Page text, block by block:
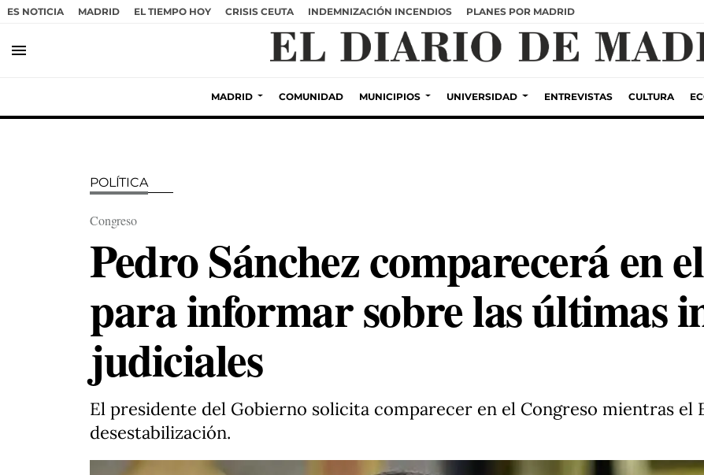
ES NOTICIA MADRID EL TIEMPO HOY CRISIS CEUTA INDEMNIZACIÓN INCENDIOS PLANES POR MADRID
menu
MADRID COMUNIDAD MUNICIPIOS UNIVERSIDAD ENTREVISTAS CULTURA
POLÍTICA
Congreso
Pedro Sánchez comparecerá en
para informar sobre las últimas
judiciales
El presidente del Gobierno solicita comparecer en el Congreso mientras el
desestabilización.